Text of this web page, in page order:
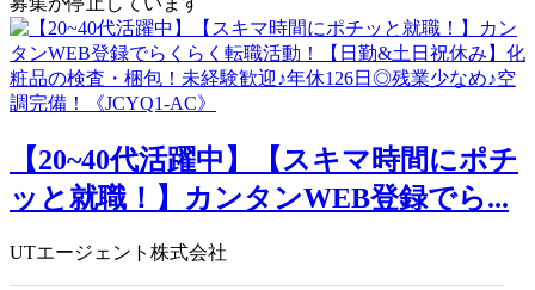
【20~40代活躍中】【スキマ時間にポチ
ッと就職！】カンタンWEB登録でら...
UTエージェント株式会社